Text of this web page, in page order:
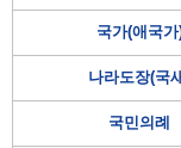
국가(애국가
나라도장(국
국민의례